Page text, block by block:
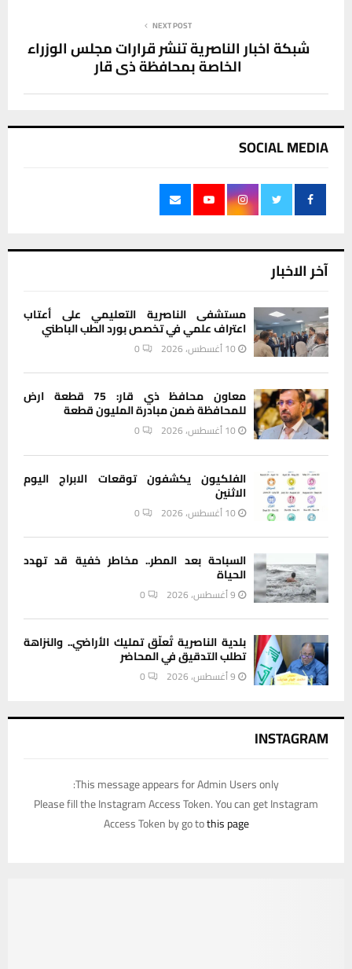
NEXT POST
شبكة اخبار الناصرية تنشر قرارات مجلس الوزراء
الخاصة بمحافظة ذي قار
SOCIAL MEDIA
آخر الاخبار
مستشفى الناصرية التعليمي على أعتاب
اعتراف علمي في تخصص بورد الطب الباطني
10 أغسطس، 2026 0
معاون محافظ ذي قار: 75 قطعة ارض
للمحافظة ضمن مبادرة المليون قطعة
10 أغسطس، 2026 0
الفلكيون يكشفون توقعات الابراج اليوم
الاثنين
10 أغسطس، 2026 0
السباحة بعد المطر.. مخاطر خفية قد تهدد
الحياة
9 أغسطس، 2026 0
بلدية الناصرية تُعلّق تمليك الأراضي.. والنزاهة
تطلب التدقيق في المحاضر
9 أغسطس، 2026 0
INSTAGRAM
This message appears for Admin Users only:
Please fill the Instagram Access Token. You can get Instagram
Access Token by go tothis page